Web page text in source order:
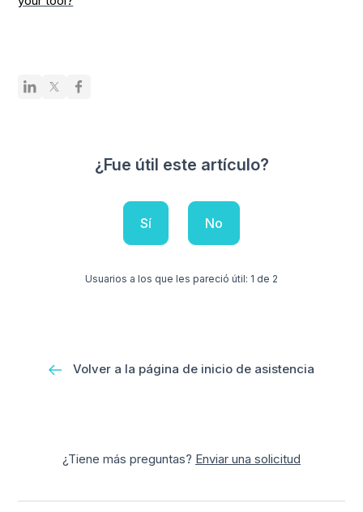
¿Fue útil este artículo?
Sí No
Usuarios a los que les pareció útil: 1 de 2
Volver a la página de inicio de asistencia
¿Tiene más preguntas? Enviar una solicitud